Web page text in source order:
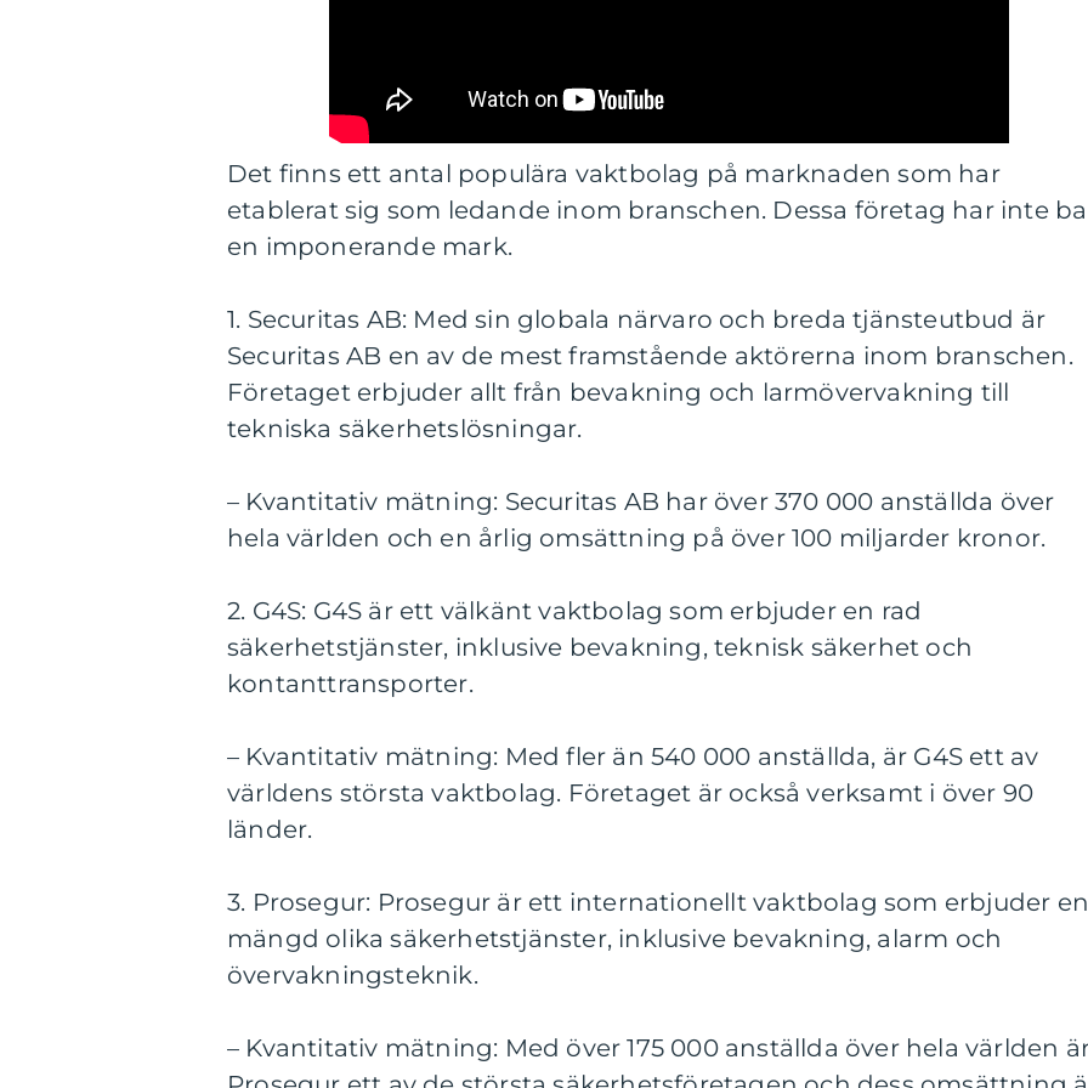
Det finns ett antal populära vaktbolag på marknaden som har
etablerat sig som ledande inom branschen. Dessa företag har inte
en imponerande mark.
1. Securitas AB: Med sin globala närvaro och breda tjänsteutbud är
Securitas AB en av de mest framstående aktörerna inom branschen.
Företaget erbjuder allt från bevakning och larmövervakning till
tekniska säkerhetslösningar.
– Kvantitativ mätning: Securitas AB har över 370 000 anställda över
hela världen och en årlig omsättning på över 100 miljarder kronor.
2. G4S: G4S är ett välkänt vaktbolag som erbjuder en rad
säkerhetstjänster, inklusive bevakning, teknisk säkerhet och
kontanttransporter.
– Kvantitativ mätning: Med fler än 540 000 anställda, är G4S ett av
världens största vaktbolag. Företaget är också verksamt i över 90
länder.
3. Prosegur: Prosegur är ett internationellt vaktbolag som erbjuder
mängd olika säkerhetstjänster, inklusive bevakning, alarm och
övervakningsteknik.
– Kvantitativ mätning: Med över 175 000 anställda över hela världen